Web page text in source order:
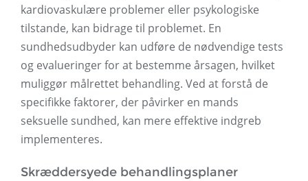
kardiovaskulære problemer eller psykologiske
tilstande, kan bidrage til problemet. En
sundhedsudbyder kan udføre de nødvendige tests
og evalueringer for at bestemme årsagen, hvilket
muliggør målrettet behandling. Ved at forstå de
specifikke faktorer, der påvirker en mands
seksuelle sundhed, kan mere effektive indgreb
implementeres.
Skræddersyede behandlingsplaner